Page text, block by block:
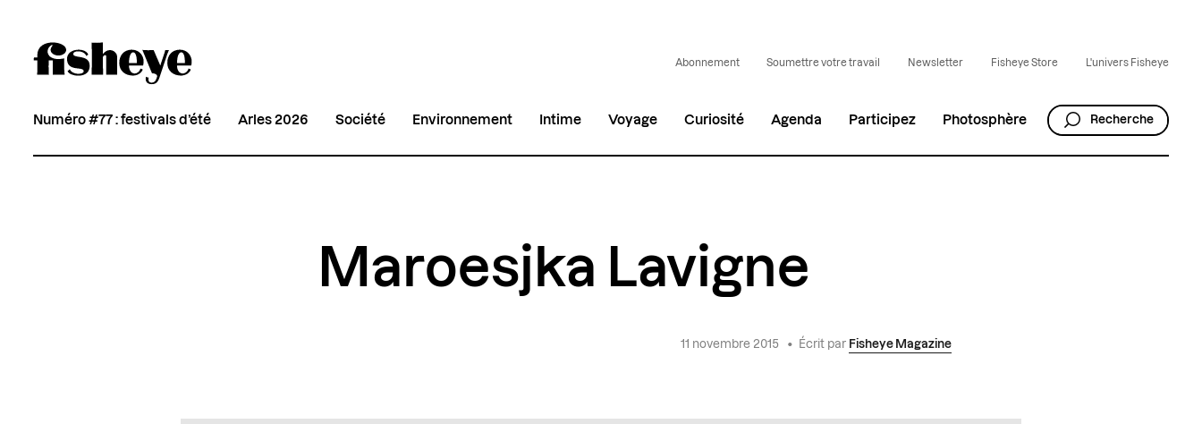
Abonnement Soumettre votre travail Newsletter Fisheye Store L'univers Fisheye
Numéro #77 : festivals d’été Arles 2026 Société Environnement Intime Voyage Curiosité Agenda Participez Photosphère Recherche
Maroesjka Lavigne
11 novembre 2015 • Écrit par Fisheye Magazine